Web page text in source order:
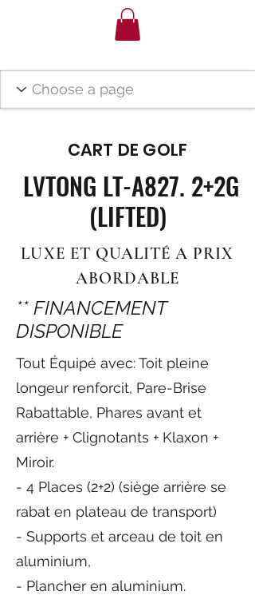
CART DE GOLF
LVTONG LT-A827. 2+2G
(LIFTED)
LUXE ET QUALITÉ A PRIX
ABORDABLE
** FINANCEMENT
DISPONIBLE
Tout Équipé avec: Toit pleine
longeur renforcit, Pare-Brise
Rabattable, Phares avant et
arrière + Clignotants + Klaxon +
Miroir.
- 4 Places (2+2) (siège arrière se
rabat en plateau de transport)
- Supports et arceau de toit en
aluminium,
- Plancher en aluminium.